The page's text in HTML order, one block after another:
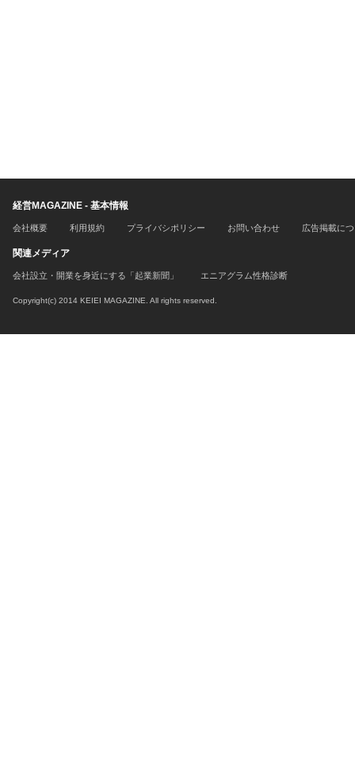
経営MAGAZINE - 基本情報
会社概要 利用規約 プライバシポリシー お問い合わせ 広告掲載に
関連メディア
会社設立・開業を身近にする「起業新聞」 エニアグラム性格診断
Copyright(c) 2014 KEIEI MAGAZINE. All rights reserved.